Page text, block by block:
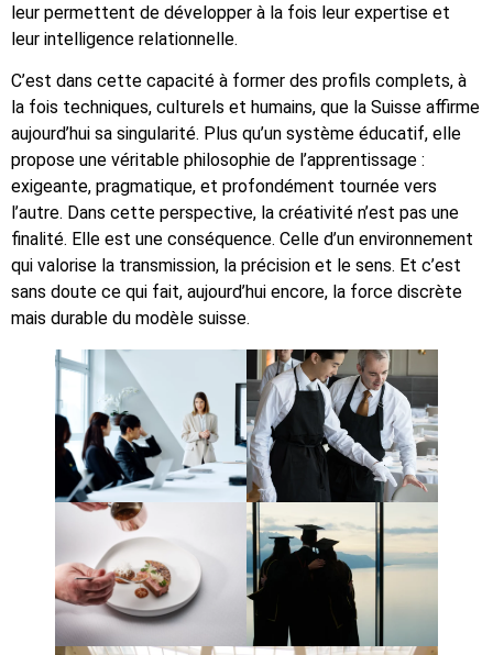
leur permettent de développer à la fois leur expertise et
leur intelligence relationnelle.
C’est dans cette capacité à former des profils complets, à
la fois techniques, culturels et humains, que la Suisse affirme
aujourd’hui sa singularité. Plus qu’un système éducatif, elle
propose une véritable philosophie de l’apprentissage :
exigeante, pragmatique, et profondément tournée vers
l’autre. Dans cette perspective, la créativité n’est pas une
finalité. Elle est une conséquence. Celle d’un environnement
qui valorise la transmission, la précision et le sens. Et c’est
sans doute ce qui fait, aujourd’hui encore, la force discrète
mais durable du modèle suisse.